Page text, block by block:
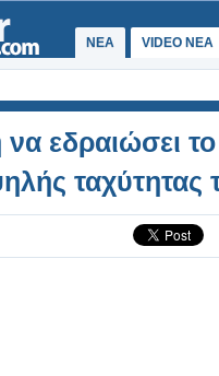
ΝΕΑ VIDEO NEA
να εδραιώσει
ταχύτητας